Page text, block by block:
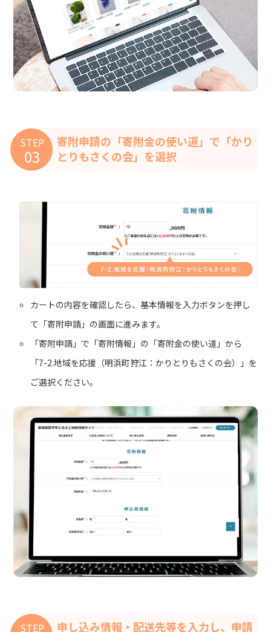
STEP
03
寄附申請の「寄附金の使い道」で「かり
とりもさくの会」を選択
カートの内容を確認したら、基本情報を入力ボタンを押し
て「寄附申請」の画面に進みます。
「寄附申請」で「寄附情報」の「寄附金の使い道」から
「7-2.地域を応援（明浜町狩江：かりとりもさくの会）」を
ご選択ください。
STEP
申し込み情報・配送先等を入力し、申請